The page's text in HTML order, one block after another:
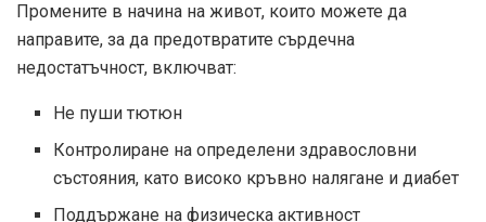
Промените в начина на живот, които можете да
направите, за да предотвратите сърдечна
недостатъчност, включват:
Не пуши тютюн
Контролиране на определени здравословни
състояния, като високо кръвно налягане и диабет
Поддържане на физическа активност